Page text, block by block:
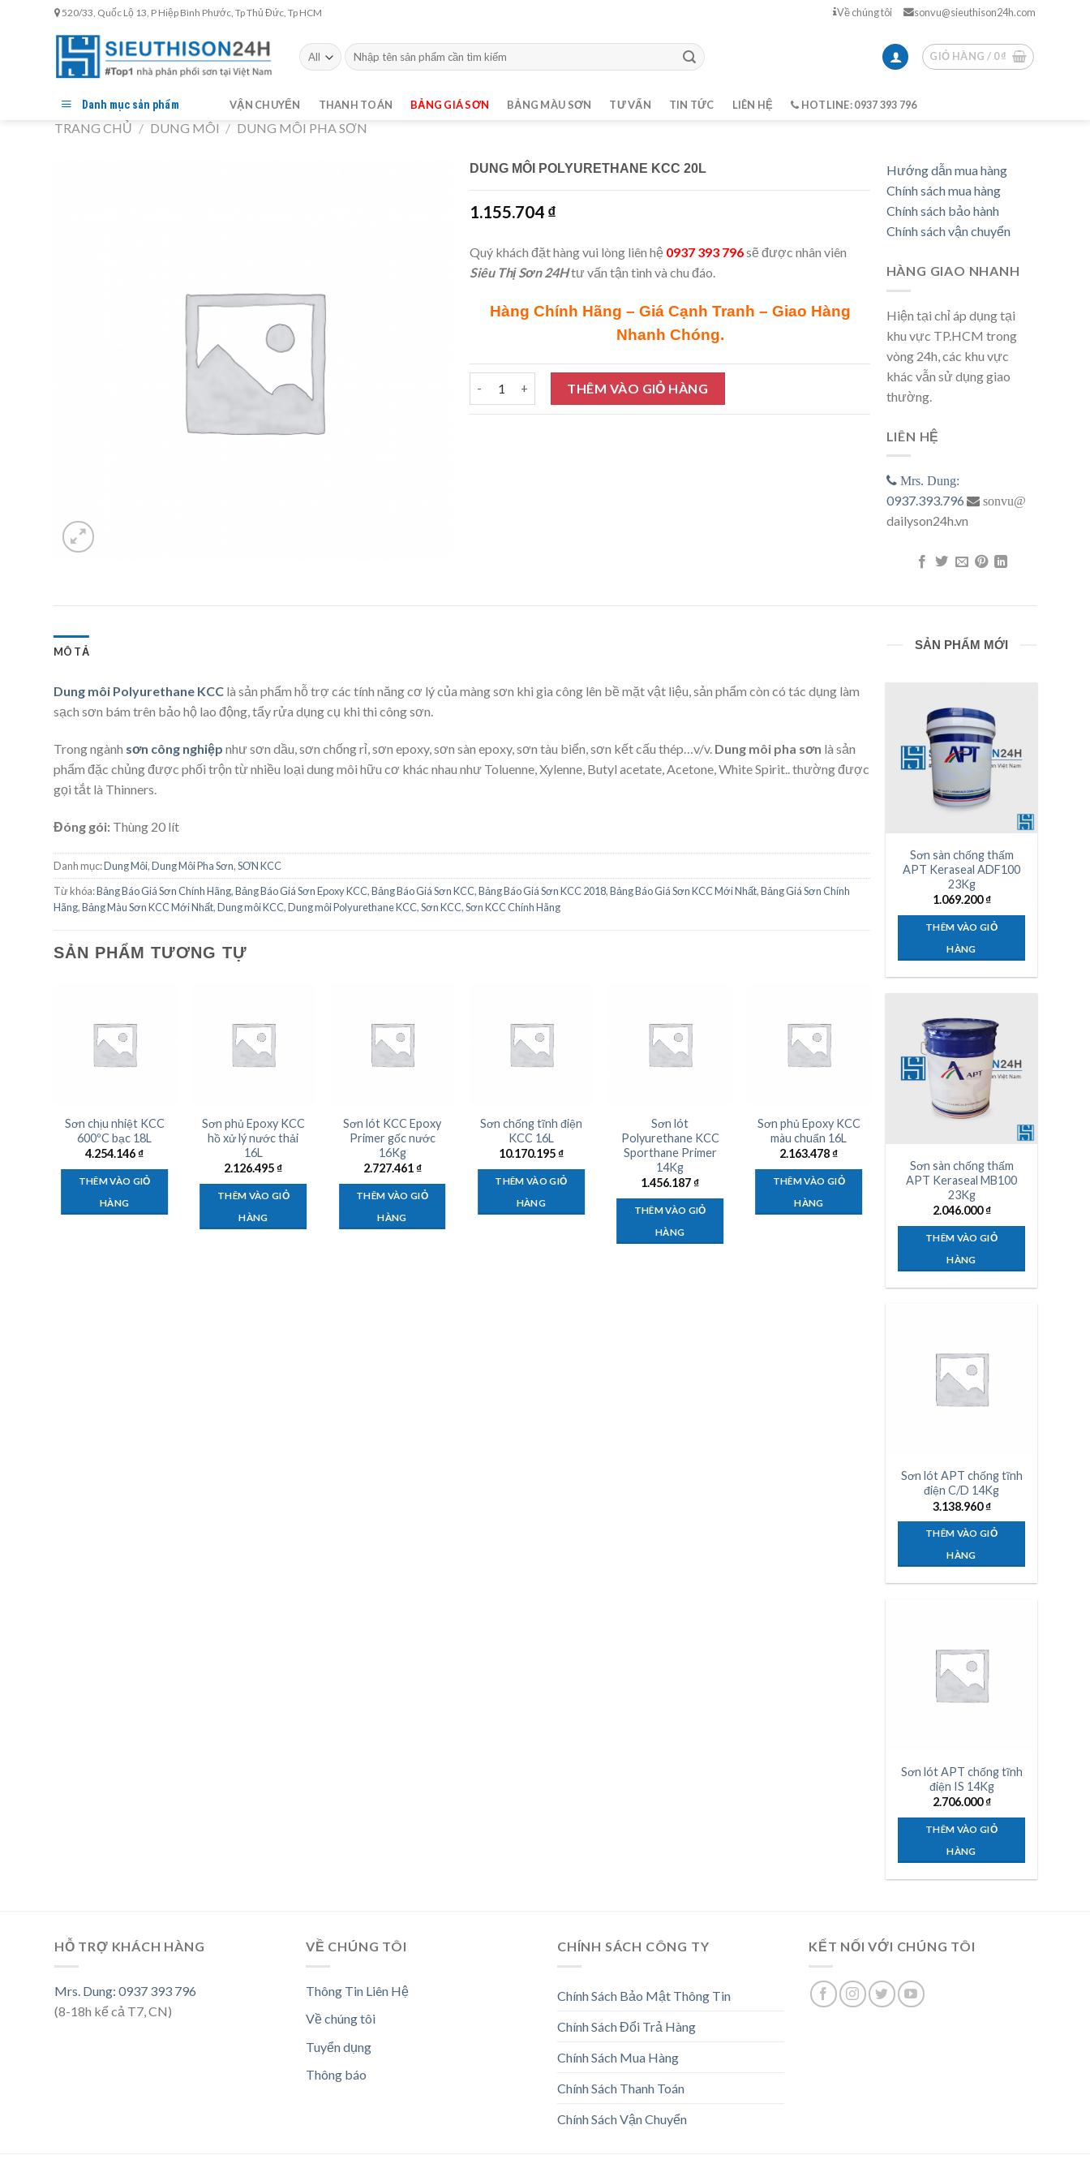
520/33, Quốc Lộ 13, P Hiệp Bình Phước, Tp Thủ Đức, Tp HCM Về chúng tôi sonvu@sieuthison24h.com
Tìm
kiếm:
GIỎ HÀNG / 0₫
Danh mục sản phẩm VẬN CHUYỂN THANH TOÁN BẢNG GIÁ SƠN BẢNG MÀU SƠN TƯ VẤN TIN TỨC LIÊN HỆ HOTLINE: 0937 393 796
TRANG CHỦ / DUNG MÔI / DUNG MÔI PHA SƠN
DUNG MÔI POLYURETHANE KCC 20L
1.155.704 ₫
Quý khách đặt hàng vui lòng liên hệ 0937 393 796sẽ được nhân viên
Siêu Thị Sơn 24Htư vấn tận tình và chu đáo.
Hàng Chính Hãng – Giá Cạnh Tranh – Giao Hàng
Nhanh Chóng.
Dung môi Polyurethane KCC 20L số lượng
THÊM VÀO GIỎ HÀNG
Hướng dẫn mua hàng
Chính sách mua hàng
Chính sách bảo hành
Chính sách vận chuyển
HÀNG GIAO NHANH
Hiện tại chỉ áp dụng tại
khu vực TP.HCM trong
vòng 24h, các khu vực
khác vẫn sử dụng giao
thường.
LIÊN HỆ
Mrs. Dung:
0937.393.796 sonvu@
dailyson24h.vn
MÔ TẢ
Dung môi Polyurethane KCC là sản phẩm hỗ trợ các tính năng cơ lý của màng sơn khi gia công lên bề mặt vật liệu, sản phẩm còn có tác dụng làm
sạch sơn bám trên bảo hộ lao động, tẩy rửa dụng cụ khi thi công sơn.
Trong ngành sơn công nghiệp như sơn dầu, sơn chống rỉ, sơn epoxy, sơn sàn epoxy, sơn tàu biển, sơn kết cấu thép…v/v. Dung môi pha sơn là sản
phẩm đặc chủng được phối trộn từ nhiều loại dung môi hữu cơ khác nhau như Toluenne, Xylenne, Butyl acetate, Acetone, White Spirit.. thường được
gọi tắt là Thinners.
Đóng gói:Thùng 20 lít
Danh mục:Dung Môi,Dung Môi Pha Sơn,SƠN KCC
Từ khóa:Bảng Báo Giá Sơn Chính Hãng,Bảng Báo Giá Sơn Epoxy KCC,Bảng Báo Giá Sơn KCC,Bảng Báo Giá Sơn KCC 2018,Bảng Báo Giá Sơn KCC Mới Nhất,Bảng Giá Sơn Chính
Hãng,Bảng Màu Sơn KCC Mới Nhất,Dung môi KCC,Dung môi Polyurethane KCC,Sơn KCC,Sơn KCC Chính Hãng
SẢN PHẨM TƯƠNG TỰ
Sơn chịu nhiệt KCC
600ºC bạc 18L
4.254.146₫
THÊM VÀO GIỎ
HÀNG
Sơn phủ Epoxy KCC
hồ xử lý nước thải
16L
2.126.495₫
THÊM VÀO GIỎ
HÀNG
Sơn lót KCC Epoxy
Primer gốc nước
16Kg
2.727.461₫
THÊM VÀO GIỎ
HÀNG
Sơn chống tĩnh điện
KCC 16L
10.170.195₫
THÊM VÀO GIỎ
HÀNG
Sơn lót
Polyurethane KCC
Sporthane Primer
14Kg
1.456.187₫
THÊM VÀO GIỎ
HÀNG
Sơn phủ Epoxy KCC
màu chuẩn 16L
2.163.478₫
THÊM VÀO GIỎ
HÀNG
Sơn lót Epoxy KCC
THÊM VÀO GIỎ
HÀNG
SẢN PHẨM MỚI
Sơn sàn chống thấm
APT Keraseal ADF100
23Kg
1.069.200₫
THÊM VÀO GIỎ
HÀNG
Sơn sàn chống thấm
APT Keraseal MB100
23Kg
2.046.000₫
THÊM VÀO GIỎ
HÀNG
Sơn lót APT chống tĩnh
điện C/D 14Kg
3.138.960₫
THÊM VÀO GIỎ
HÀNG
Sơn lót APT chống tĩnh
điện IS 14Kg
2.706.000₫
THÊM VÀO GIỎ
HÀNG
HỖ TRỢ KHÁCH HÀNG
Mrs. Dung: 0937 393 796
(8-18h kể cả T7, CN)
VỀ CHÚNG TÔI
Thông Tin Liên Hệ
Về chúng tôi
Tuyển dụng
Thông báo
CHÍNH SÁCH CÔNG TY
Chính Sách Bảo Mật Thông Tin
Chính Sách Đổi Trả Hàng
Chính Sách Mua Hàng
Chính Sách Thanh Toán
Chính Sách Vận Chuyển
KẾT NỐI VỚI CHÚNG TÔI